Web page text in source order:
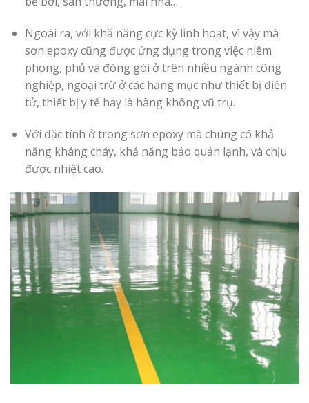
Ngoài ra, với khẳ năng cực kỳ linh hoạt, vì vậy mà
sơn epoxy cũng được ứng dụng trong việc niêm
phong, phủ và đóng gói ở trên nhiều ngành công
nghiệp, ngoại trừ ở các hạng mục như thiết bị điện
tử, thiết bị y tế hay là hàng không vũ trụ.
Với đặc tính ở trong sơn epoxy mà chúng có khả
năng kháng cháy, khả năng bảo quản lạnh, và chịu
được nhiệt cao.